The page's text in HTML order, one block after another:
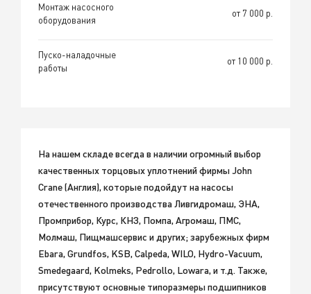
Монтаж насосного
оборудования
от 7 000 р.
Пуско-наладочные
работы
от 10 000 р.
На нашем складе всегда в наличии огромный выбор
качественных торцовых уплотнений фирмы John
Crane (Англия), которые подойдут на насосы
отечественного производства Ливгидромаш, ЭНА,
Промприбор, Курс, КНЗ, Помпа, Агромаш, ПМС,
Молмаш, Пищмашсервис и других; зарубежных фирм
Ebara, Grundfos, KSB, Calpeda, WILO, Hydro-Vacuum,
Smedegaard, Kolmeks, Pedrollo, Lowara, и т.д. Также,
присутствуют основные типоразмеры подшипников